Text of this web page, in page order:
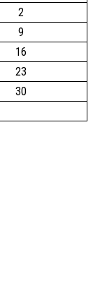
2
9
16
23
30